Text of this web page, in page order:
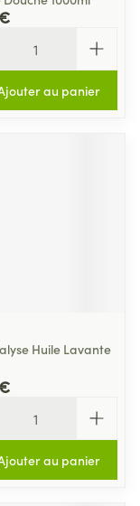
au panier
Huile Lavante
au panier